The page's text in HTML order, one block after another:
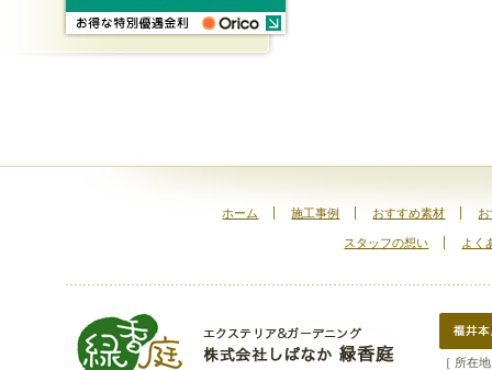
ホーム 施工事例 おすすめ素材
スタッフの想い よく
［ 所在